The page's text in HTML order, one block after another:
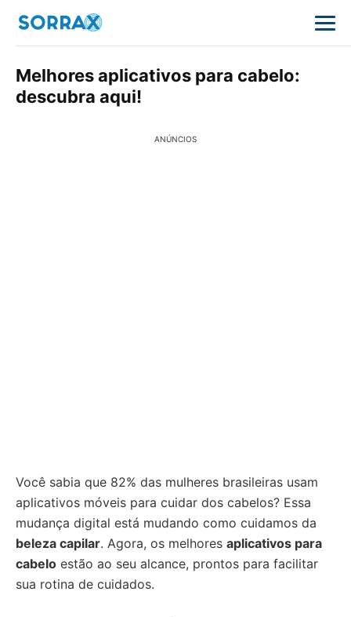
Melhores aplicativos para cabelo:
descubra aqui!
ANÚNCIOS
Você sabia que 82% das mulheres brasileiras usam
aplicativos móveis para cuidar dos cabelos? Essa
mudança digital está mudando como cuidamos da
beleza capilar. Agora, os melhores aplicativos para
cabelo estão ao seu alcance, prontos para facilitar
sua rotina de cuidados.